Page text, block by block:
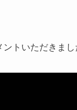
トいただきまし